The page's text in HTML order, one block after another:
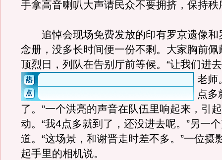
手拿高音喇叭大声请民众不要拥挤，保持秩
追悼会现场免费发放的印有罗京遗像和
念册，没多长时间便一份不剩。大家胸前佩
顶烈日，列队在告别厅前等候。 “让我们进
老师
点多
了。”一个洪亮的声音在队伍里响起来，引
动。“我4点多就到了，还没进去呢。”另一
道。“这场景，和谢晋走时差不多。”一位摄
起手里的相机说。